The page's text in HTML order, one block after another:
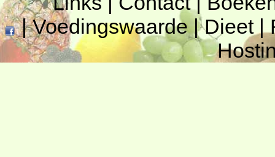
|Voedingswaarde|Dieet|